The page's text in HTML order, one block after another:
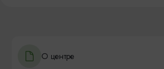
О центре